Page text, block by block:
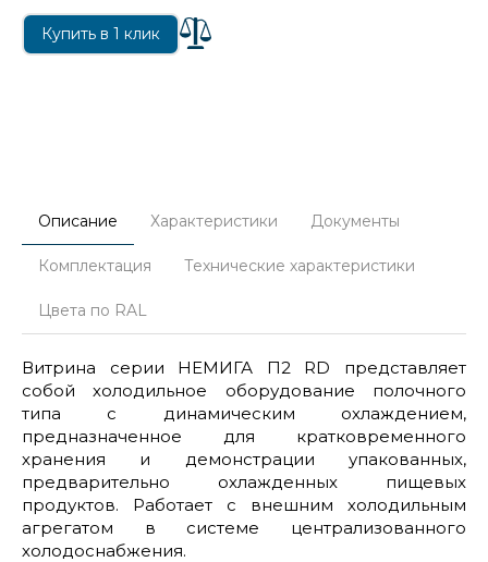
Купить в 1 клик
Описание Характеристики Документы
Комплектация Технические характеристики
Цвета по RAL
Витрина серии НЕМИГА П2 RD представляет
собой холодильное оборудование полочного
типа с динамическим охлаждением,
предназначенное для кратковременного
хранения и демонстрации упакованных,
предварительно охлажденных пищевых
продуктов. Работает с внешним холодильным
агрегатом в системе централизованного
холодоснабжения.